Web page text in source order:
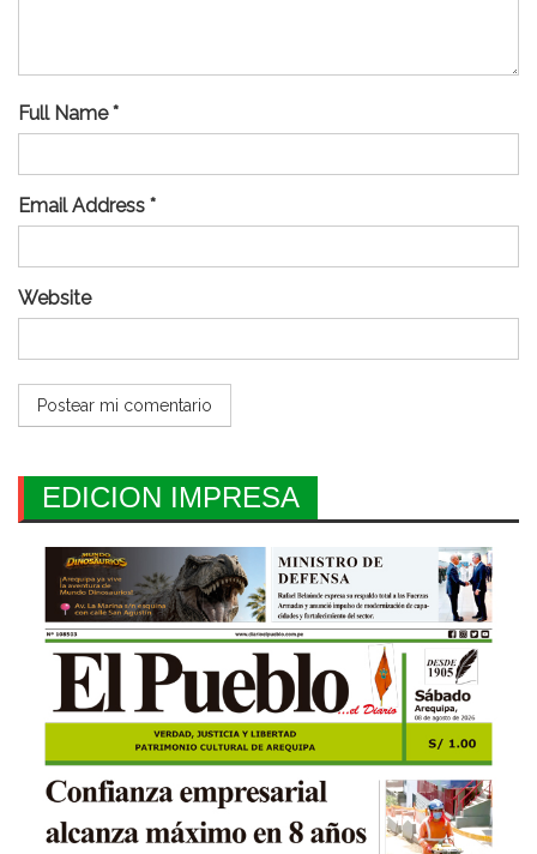
Full Name *
Email Address *
Website
EDICION IMPRESA